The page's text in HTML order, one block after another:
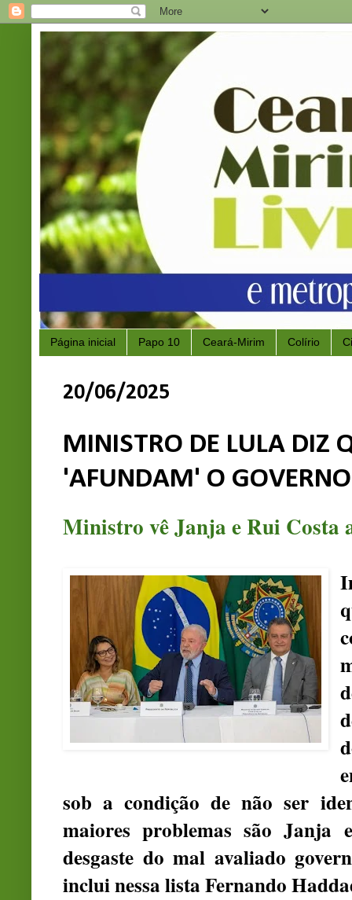
Página inicial Papo 10 Ceará-Mirim Colírio
20/06/2025
MINISTRO DE LULA DIZ
'AFUNDAM' O GOVERNO
Ministro vê Janja e Rui Costa
sob a condição de não ser
maiores problemas são Janja
desgaste do mal avaliado
inclui nessa lista Fernando